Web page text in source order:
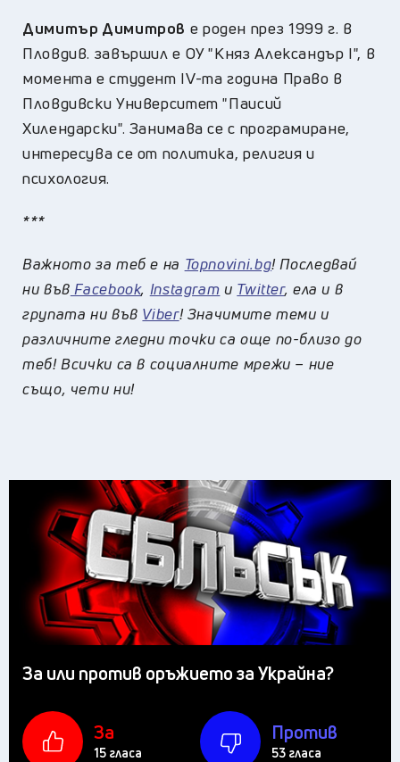
Димитър Димитров е роден през 1999 г. в
Пловдив. завършил е ОУ "Княз Александър I", в
момента е студент IV-та година Право в
Пловдивски Университет "Паисий
Хилендарски". Занимава се с програмиране,
интересува се от политика, религия и
психология.
***
Важното за теб е на Topnovini.bg! Последвай
ни във Facebook, Instagram и Twitter, ела и в
групата ни във Viber! Значимите теми и
различните гледни точки са още по-близо до
теб! Всички са в социалните мрежи – ние
също, чети ни!
За или против оръжието за Украйна?
За
15 гласа
Против
53 гласа